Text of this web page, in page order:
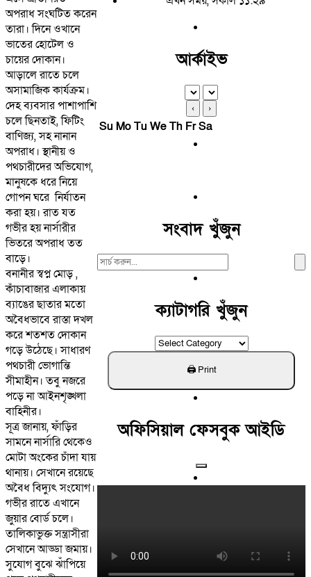
অপরাধ সংঘটিত করেন
তারা। দিনে ওখানে
ভাতের হোটেল ও
চায়ের দোকান।
আড়ালে রাতে চলে
অসামাজিক কার্যক্রম।
দেহ ব্যবসার পাশাপাশি
চলে ছিনতাই, ফিটিং
বাণিজ্য, সহ নানান
অপরাধ। স্থানীয় ও
পথচারীদের অভিযোগ,
মানুষকে ধরে নিয়ে
গোপন ঘরে নির্যাতন
করা হয়। রাত যত
গভীর হয় নার্সারীর
ভিতরে অপরাধ তত
বাড়ে।
বনানীর স্বপ্ন মোড় ,
কাঁচাবাজার এলাকায়
ব্যাঙের ছাতার মতো
অবৈধভাবে রাস্তা দখল
করে শতশত দোকান
গড়ে উঠেছে। সাধারণ
পথচারী ভোগান্তি
সীমাহীন। তবু নজরে
পড়ে না আইনশৃঙ্খলা
বাহিনীর।
সূত্র জানায়, ফাঁড়ির
সামনে নার্সারি থেকেও
মোটা অংকের চাঁদা যায়
থানায়। সেখানে রয়েছে
অবৈধ বিদ্যুৎ সংযোগ।
গভীর রাতে এখানে
জুয়ার বোর্ড চলে।
তালিকাভুক্ত সন্ত্রাসীরা
সেখানে আড্ডা জমায়।
সুযোগ বুঝে ঝাঁপিয়ে
আর্কাইভ
‹ ›
Su MoTu WeTh FrSa
সংবাদ খুঁজুন
Search
ক্যাটাগরি খুঁজুন
ক্যাটাগরি
খুঁজুন
অফিসিয়াল ফেসবুক আইডি